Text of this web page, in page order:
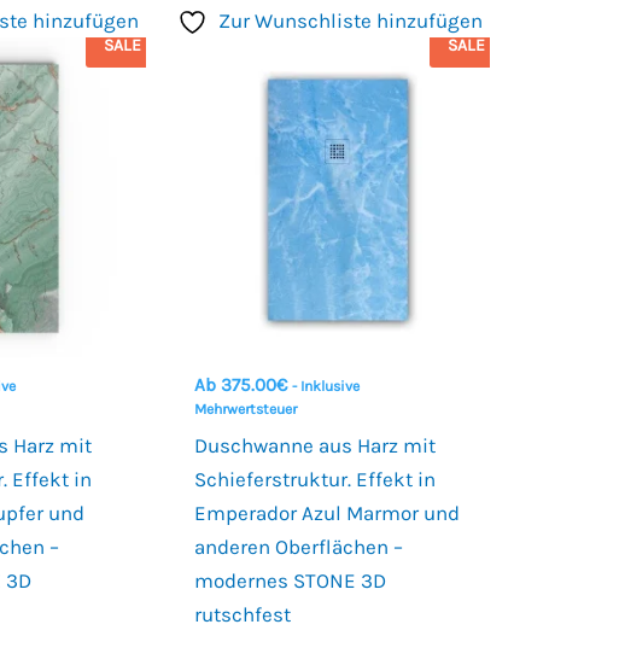
hinzufügen
SALE
Harz mit
Effekt in
und
–
3D
Zur Wunschliste hinzufügen
SALE
Ab 375.00€ - Inklusive
Mehrwertsteuer
Duschwanne aus Harz mit
Schieferstruktur. Effekt in
Emperador Azul Marmor und
anderen Oberflächen –
modernes STONE 3D
rutschfest